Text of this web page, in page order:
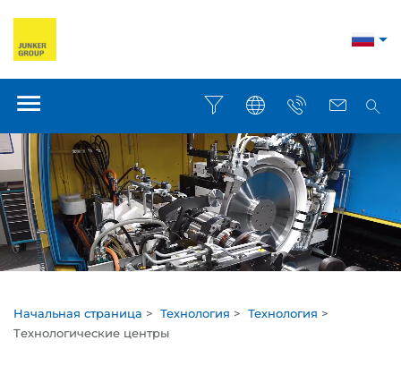
Начальная страница > Технология > Технология >
Tехнологические центры